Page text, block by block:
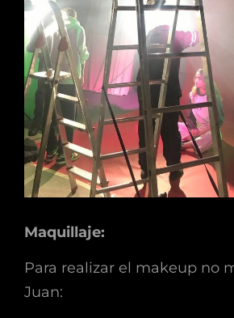
Maquillaje:
Para realizar el makeup no
Juan: